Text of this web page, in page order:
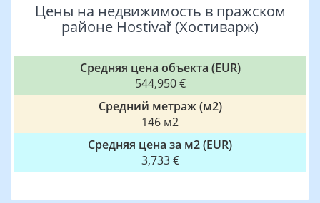
Цены на недвижимость в пражском
районе Hostivař (Хостиварж)
Средняя цена объекта (EUR)
544,950 €
Средний метраж (м2)
146 м2
Средняя цена за м2 (EUR)
3,733 €